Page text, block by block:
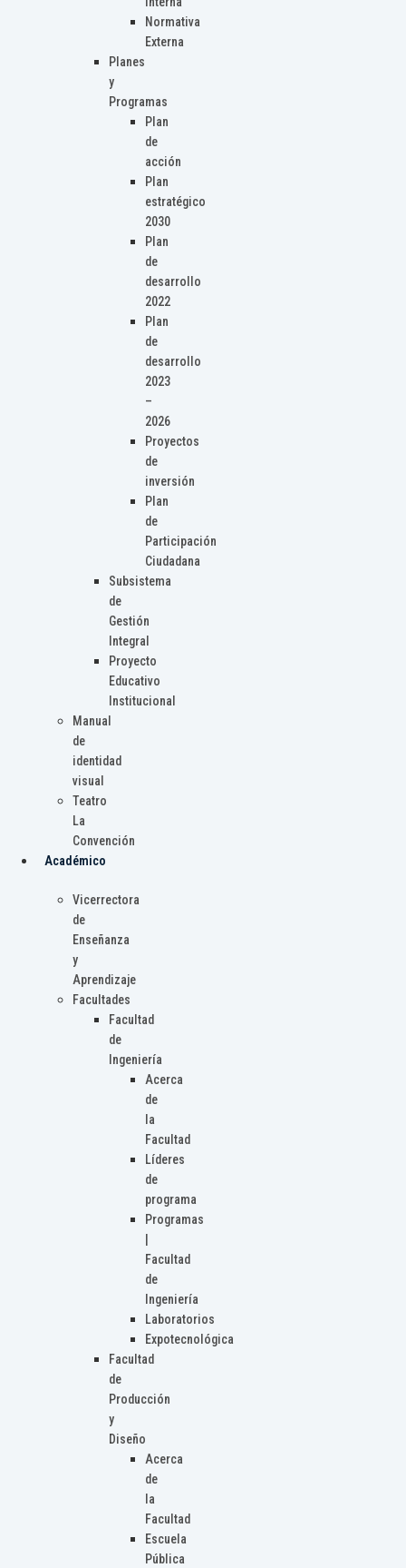
Normativa
Externa
Planes
y
Programas
Plan
de
acción
Plan
estratégico
2030
Plan
de
desarrollo
2022
Plan
de
desarrollo
2023
–
2026
Proyectos
de
inversión
Plan
de
Participación
Ciudadana
Subsistema
de
Gestión
Integral
Proyecto
Educativo
Institucional
Manual
de
identidad
visual
Teatro
La
Convención
Académico
Vicerrectora
de
Enseñanza
y
Aprendizaje
Facultades
Facultad
de
Ingeniería
Acerca
de
la
Facultad
Líderes
de
programa
Programas
Facultad
de
Ingeniería
Laboratorios
Expotecnológica
Facultad
de
Producción
y
Diseño
Acerca
de
la
Facultad
Escuela
Pública